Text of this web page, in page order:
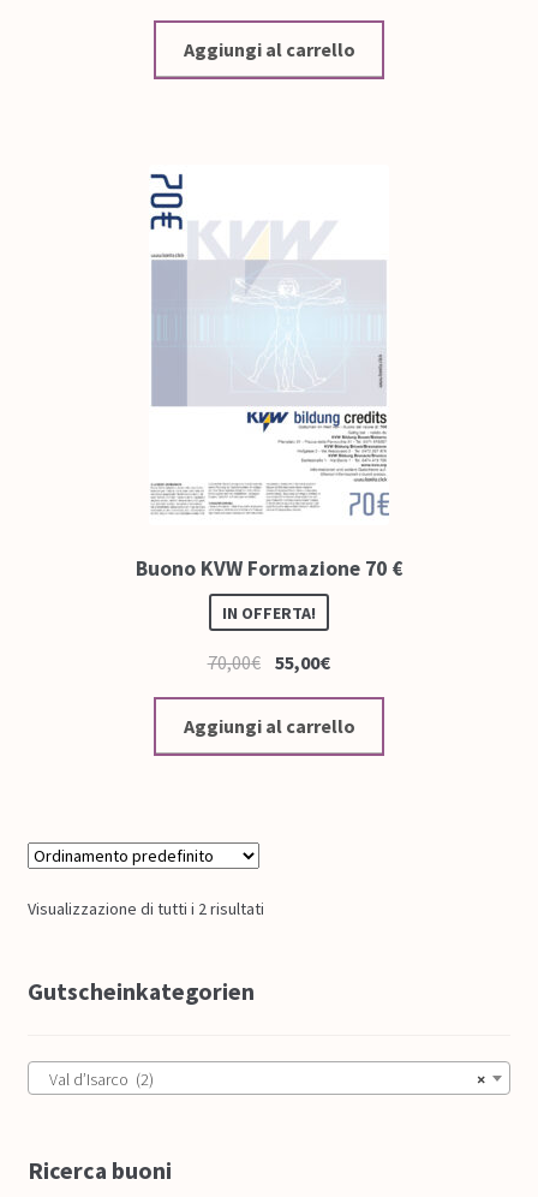
Aggiungi al carrello
Buono KVW Formazione 70 €
IN OFFERTA!
70,00€ 55,00€
Aggiungi al carrello
Visualizzazione di tutti i 2 risultati
Gutscheinkategorien
×
Val d’Isarco (2)
Ricerca buoni